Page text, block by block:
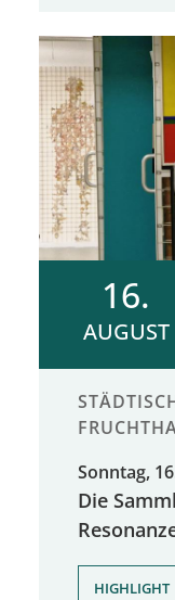
16.
AUGUST
Sonntag,
Die
HIGHLIGHT